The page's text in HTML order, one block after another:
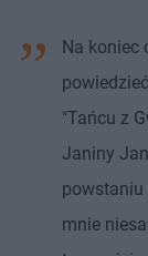
Na koniec
"Tańcu z
Janiny
mnie